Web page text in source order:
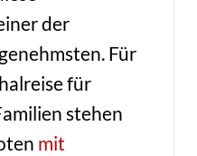
der
Für
für
stehen
mit